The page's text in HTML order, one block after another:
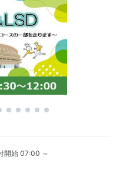
開始 07:00 ～